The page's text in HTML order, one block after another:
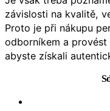
závislosti na kvalitě,
Proto je při nákupu
odborníkem a
abyste získali